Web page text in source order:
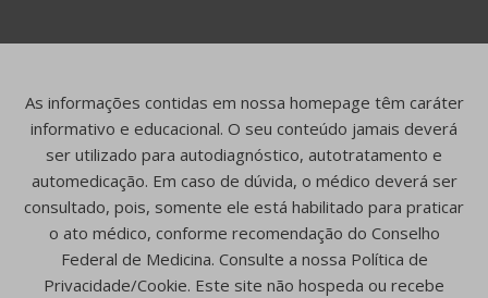
As informações contidas em nossa homepage têm caráter
informativo e educacional. O seu conteúdo jamais deverá
ser utilizado para autodiagnóstico, autotratamento e
automedicação. Em caso de dúvida, o médico deverá ser
consultado, pois, somente ele está habilitado para praticar
o ato médico, conforme recomendação do Conselho
Federal de Medicina. Consulte a nossa Política de
Privacidade/Cookie. Este site não hospeda ou recebe